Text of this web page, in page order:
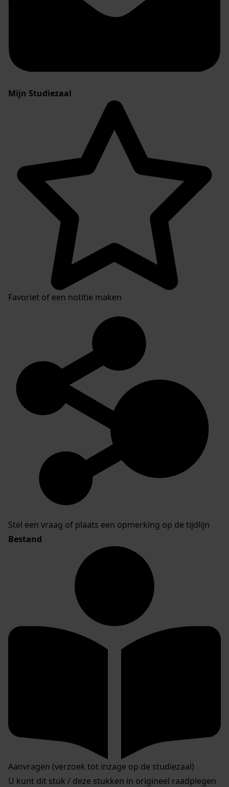
Mijn Studiezaal
Favoriet of een notitie maken
Stel een vraag of plaats een opmerking op de tijdlijn
Bestand
Aanvragen (verzoek tot inzage op de studiezaal)
U kunt dit stuk / deze stukken in origineel raadplegen